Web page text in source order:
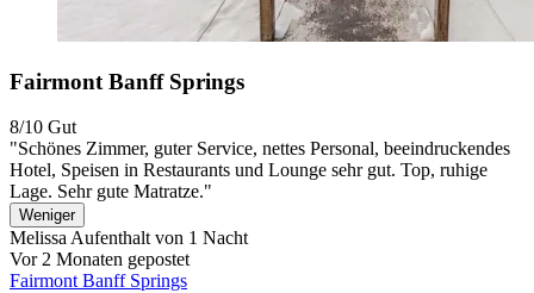
Fairmont Banff Springs
8/10 Gut
"Schönes Zimmer, guter Service, nettes Personal, beeindruckendes
Hotel, Speisen in Restaurants und Lounge sehr gut. Top, ruhige
Lage. Sehr gute Matratze."
Weniger
Melissa Aufenthalt von 1 Nacht
Vor 2 Monaten gepostet
Fairmont Banff Springs